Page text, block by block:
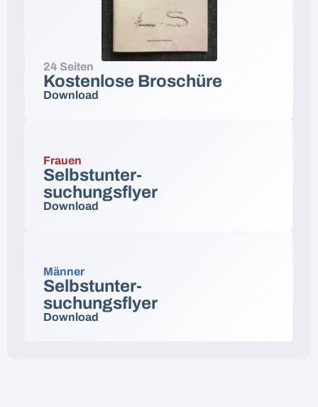
24 Seiten
Kostenlose Broschüre
Download
Frauen
Selbstunter-
suchungsflyer
Download
Männer
Selbstunter-
suchungsflyer
Download